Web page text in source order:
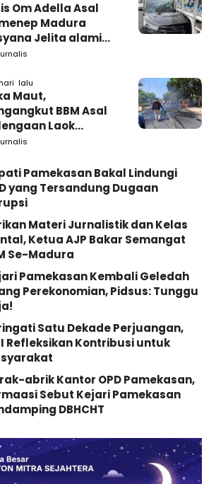
Om Adella Asal
Madura
Jelita alami
di Wonogiri
lalu
Maut,
BBM Asal
Laok
Meninggal
Pamekasan Bakal Lindungi
yang Tersandung Dugaan
Materi Jurnalistik dan Kelas
Ketua AJP Bakar Semangat
Se-Madura
Pamekasan Kembali Geledah
Perekonomian, Pidsus: Tunggu
Satu Dekade Perjuangan,
Refleksikan Kontribusi untuk
abrik Kantor OPD Pamekasan,
Sebut Kejari Pamekasan
DBHCHT